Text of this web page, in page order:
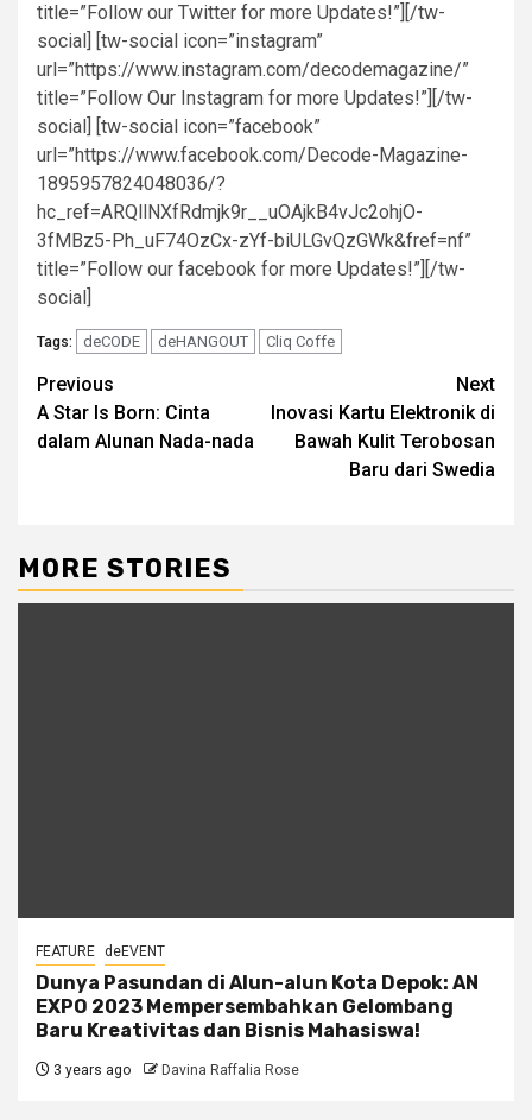
title=”Follow our Twitter for more Updates!”][/tw-
social] [tw-social icon=”instagram”
url=”https://www.instagram.com/decodemagazine/”
title=”Follow Our Instagram for more Updates!”][/tw-
social] [tw-social icon=”facebook”
url=”https://www.facebook.com/Decode-Magazine-
1895957824048036/?
hc_ref=ARQllNXfRdmjk9r__uOAjkB4vJc2ohjO-
3fMBz5-Ph_uF74OzCx-zYf-biULGvQzGWk&fref=nf”
title=”Follow our facebook for more Updates!”][/tw-
social]
Tags: deCODE deHANGOUT Cliq Coffe
Post
navigation
Previous
A Star Is Born: Cinta
dalam Alunan Nada-nada
Next
Inovasi Kartu Elektronik di
Bawah Kulit Terobosan
Baru dari Swedia
MORE STORIES
FEATURE deEVENT
Dunya Pasundan di Alun-alun Kota Depok: AN
EXPO 2023 Mempersembahkan Gelombang
Baru Kreativitas dan Bisnis Mahasiswa!
3 years ago Davina Raffalia Rose